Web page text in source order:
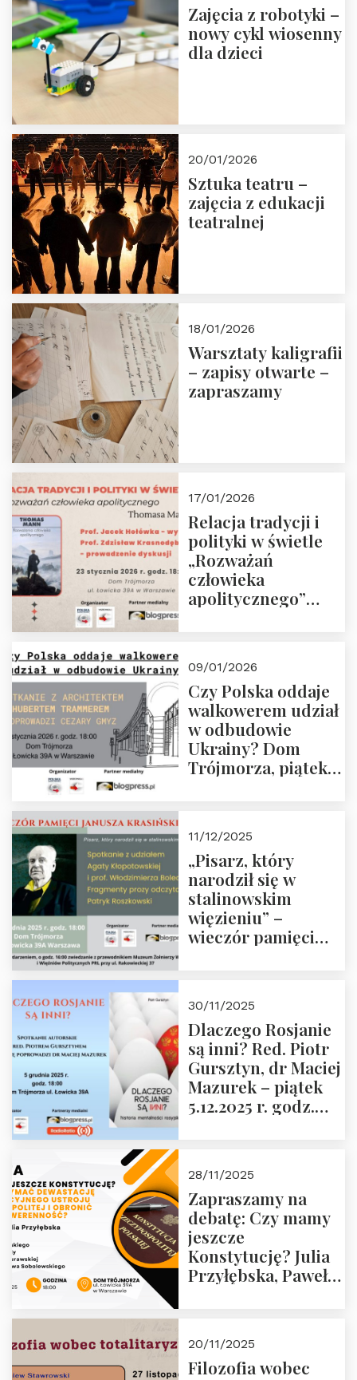
Zajęcia z robotyki –
nowy cykl wiosenny
dla dzieci
20/01/2026
Sztuka teatru –
zajęcia z edukacji
teatralnej
18/01/2026
Warsztaty kaligrafii
– zapisy otwarte –
zapraszamy
17/01/2026
Relacja tradycji i
polityki w świetle
„Rozważań
człowieka
apolitycznego”
godz. 18:00.
Zapraszamy!
09/01/2026
Czy Polska oddaje
walkowerem udział
w odbudowie
Ukrainy? Dom
Trójmorza, piątek
11/12/2025
„Pisarz, który
narodził się w
stalinowskim
więzieniu” –
wieczór pamięci
zwiedzanie
Muzeum Żołnierzy
Wyklętych i
Więźniów
Politycznych PRL o
godz. 16:00 – 19
30/11/2025
Dlaczego Rosjanie
są inni? Red. Piotr
Gursztyn, dr Maciej
Mazurek – piątek
5.12.2025 r. godz.
28/11/2025
Zapraszamy na
debatę: Czy mamy
jeszcze
Konstytucję? Julia
Przyłębska, Paweł
Przemysław
Sobolewski – 4
20/11/2025
Filozofia wobec